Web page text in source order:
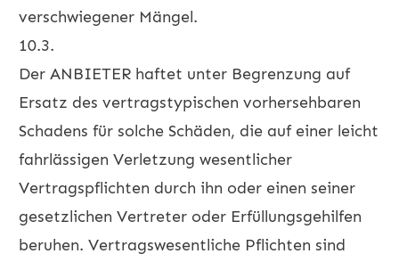
verschwiegener Mängel.
10.3.
Der ANBIETER haftet unter Begrenzung auf
Ersatz des vertragstypischen vorhersehbaren
Schadens für solche Schäden, die auf einer leicht
fahrlässigen Verletzung wesentlicher
Vertragspflichten durch ihn oder einen seiner
gesetzlichen Vertreter oder Erfüllungsgehilfen
beruhen. Vertragswesentliche Pflichten sind